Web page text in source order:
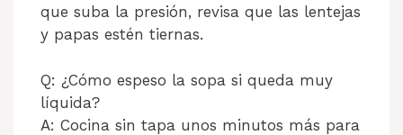
que suba la presión, revisa que las lentejas
y papas estén tiernas.
Q: ¿Cómo espeso la sopa si queda muy
líquida?
A: Cocina sin tapa unos minutos más para